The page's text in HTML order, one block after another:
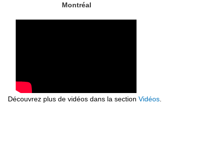
Montréal
Découvrez plus de vidéos dans la section Vidéos